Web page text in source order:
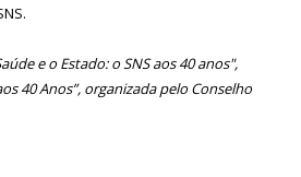
e o Estado: o SNS aos 40 anos",
40 Anos”, organizada pelo Conselho